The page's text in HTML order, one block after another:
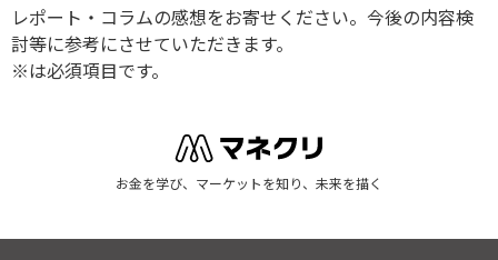
レポート・コラムの感想をお寄せください。今後の内容検
討等に参考にさせていただきます。
※は必須項目です。
お金を学び、マーケットを知り、未来を描く